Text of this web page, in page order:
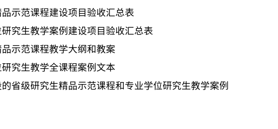
示范课程建设项目验收汇总表
究生教学案例建设项目验收汇总表
示范课程教学大纲和教案
究生教学全课程案例文本
省级研究生精品示范课程和专业学位研究生教学案例